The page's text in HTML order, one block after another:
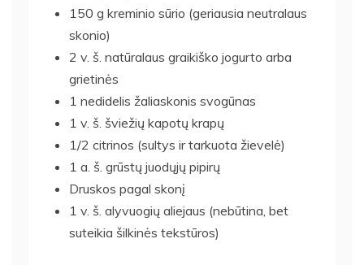
150 g kreminio sūrio (geriausia neutralaus
skonio)
2 v. š. natūralaus graikiško jogurto arba
grietinės
1 nedidelis žaliaskonis svogūnas
1 v. š. šviežių kapotų krapų
1/2 citrinos (sultys ir tarkuota žievelė)
1 a. š. grūstų juodųjų pipirų
Druskos pagal skonį
1 v. š. alyvuogių aliejaus (nebūtina, bet
suteikia šilkinės tekstūros)